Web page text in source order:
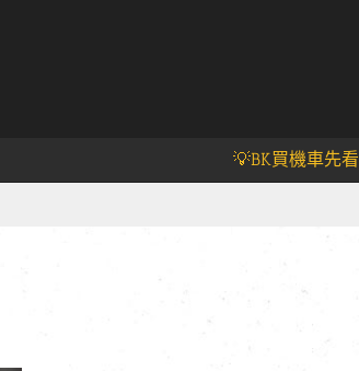
💡BK買機車先看